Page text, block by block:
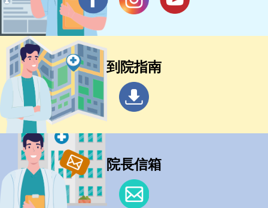
到院指南
院長信箱